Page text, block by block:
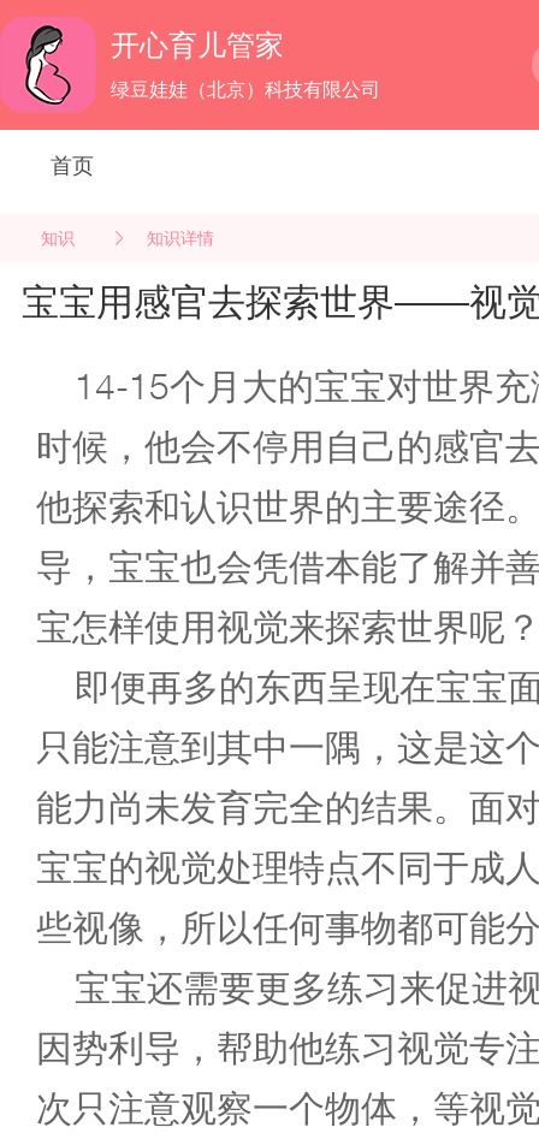
开心育儿管家
绿豆娃娃（北京）科技有限公司
首页
知识 知识详情
宝宝用感官去探索世界——视
14-15个月大的宝宝对世界
时候，他会不停用自己的感官
他探索和认识世界的主要途径
导，宝宝也会凭借本能了解并
宝怎样使用视觉来探索世界呢
即便再多的东西呈现在宝宝
只能注意到其中一隅，这是这
能力尚未发育完全的结果。面
宝宝的视觉处理特点不同于成
些视像，所以任何事物都可能
宝宝还需要更多练习来促进
因势利导，帮助他练习视觉专
次只注意观察一个物体，等视